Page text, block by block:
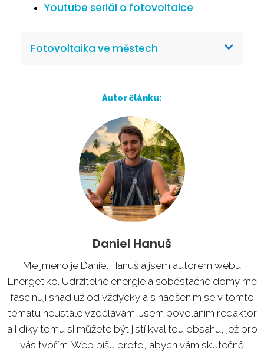
Youtube seriál o fotovoltaice
Fotovoltaika ve městech
Autor článku:
Daniel Hanuš
Mé jméno je Daniel Hanuš a jsem autorem webu
Energetiko. Udržitelné energie a soběstačné domy mě
fascinují snad už od vždycky a s nadšením se v tomto
tématu neustále vzdělávám. Jsem povoláním redaktor
a i díky tomu si můžete být jistí kvalitou obsahu, jež pro
vás tvořím. Web píšu proto, abych vám skutečně